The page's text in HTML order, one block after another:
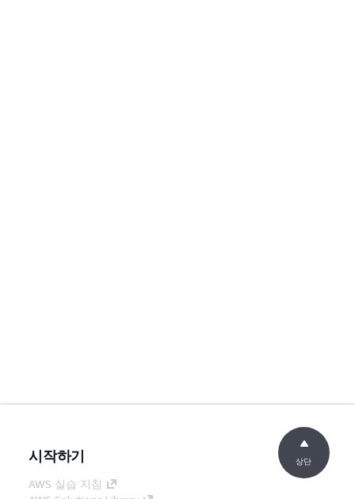
시작하기
AWS 실습 지침
상단